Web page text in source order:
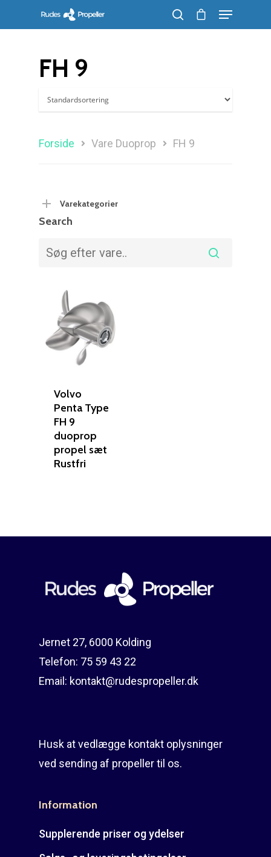
Søg efter et produkt, og tryk på enter
FH 9
Forside Vare Duoprop FH 9
Varekategorier
Search
Volvo
Penta Type
FH 9
duoprop
propel sæt
Rustfri
Jernet 27, 6000 Kolding
Telefon: 75 59 43 22
Email: kontakt@rudespropeller.dk
Husk at vedlægge kontakt oplysninger
ved sending af propeller til os.
Information
Supplerende priser og ydelser
Om reparation
Guides
Er min propel højre
venstre?
Rudes Propeller
T: 75 59 43 22